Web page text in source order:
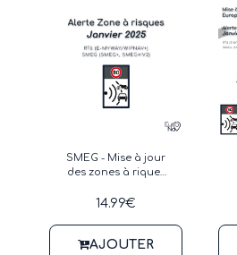
SMEG - Mise à jour
des zones à riques
2025
14.99€
AJOUTER